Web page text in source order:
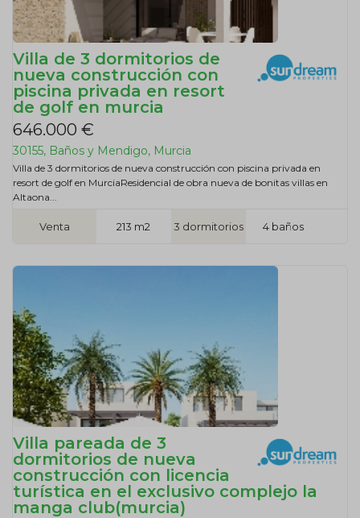
Villa de 3 dormitorios de
nueva construcción con
piscina privada en resort
de golf en murcia
646.000 €
30155, Baños y Mendigo, Murcia
Villa de 3 dormitorios de nueva construcción con piscina privada en
resort de golf en MurciaResidencial de obra nueva de bonitas villas en
Altaona...
Venta 213 m2 3 dormitorios 4 baños
Villa pareada de 3
dormitorios de nueva
construcción con licencia
turística en el exclusivo complejo la
manga club(murcia)